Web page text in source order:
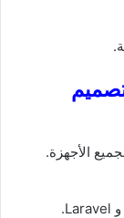
الأجهزة.